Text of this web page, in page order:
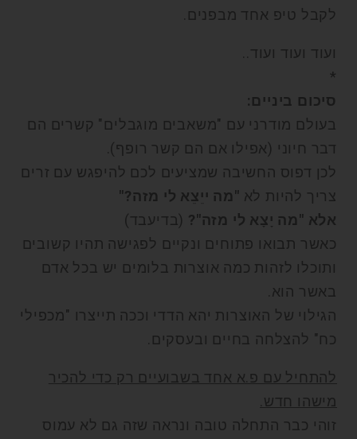
לקבל טיפ אחד מבפנים.
ועוד ועוד ועוד..
*
סיכום ביניים:
בעולם מודרני עם "משאבים מוגבלים" קשרים הם
דבר חיוני (אפילו אם הם קשר רופף).
לכן דפוס החשיבה שמציעים לכם להיפגש עם זרים
צריך להיות לא "מה ייֵצֵא לי מזה?"
אלא "מה יָצָא לי מזה"? (בדיעבד)
כאשר תבואו פתוחים ונקיים לפגישה תהיו קשובים
ותוכלו לזהות כמה אוצרות בלומים יש בכל אדם
באשר הוא.
הגילוי של האוצרות יהא הדדי וככה תייצרו "מכפילי
כח" להצלחה בחיים ובעסקים.
להתחיל עם פ.א אחד בשבועיים רק כדי להכיר
מישהו חדש.
זוהי כבר התחלה טובה ונראה שזה גם לא עמוס